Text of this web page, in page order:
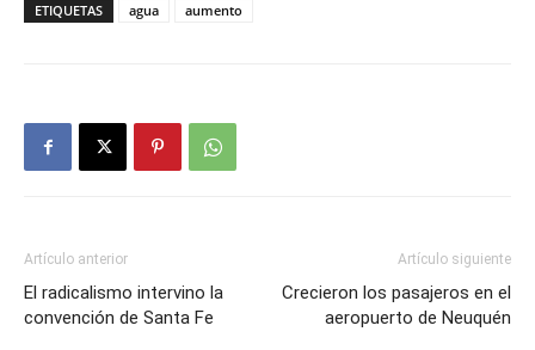
ETIQUETAS agua aumento
Artículo anterior
El radicalismo intervino la
convención de Santa Fe
Artículo siguiente
Crecieron los pasajeros en el
aeropuerto de Neuquén